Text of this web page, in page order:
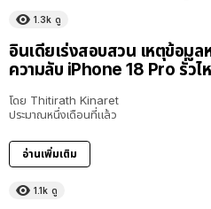
1.3k ดู
อินเดียเร่งสอบสวน เหตุข้อมู
ความลับ iPhone 18 Pro รั่วไ
โดย Thitirath Kinaret
ประมาณหนึ่งเดือนที่แล้ว
อ่านเพิ่มเติม
1.1k ดู